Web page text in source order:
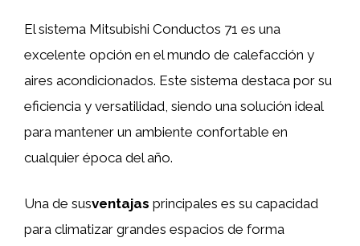
El sistema Mitsubishi Conductos 71 es una
excelente opción en el mundo de calefacción y
aires acondicionados. Este sistema destaca por su
eficiencia y versatilidad, siendo una solución ideal
para mantener un ambiente confortable en
cualquier época del año.
Una de susventajas principales es su capacidad
para climatizar grandes espacios de forma